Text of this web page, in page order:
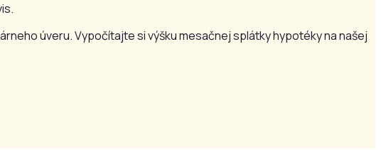
úveru. Vypočítajte si výšku mesačnej splátky hypotéky na našej